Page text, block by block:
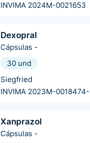
INVIMA 2024M-0021653
Dexopral
Cápsulas -
30 und
Siegfried
INVIMA 2023M-0018474-
Xanprazol
Cápsulas -